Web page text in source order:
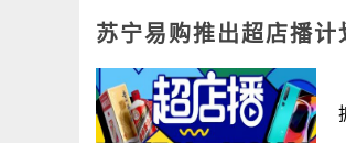
苏宁易购推出超店播